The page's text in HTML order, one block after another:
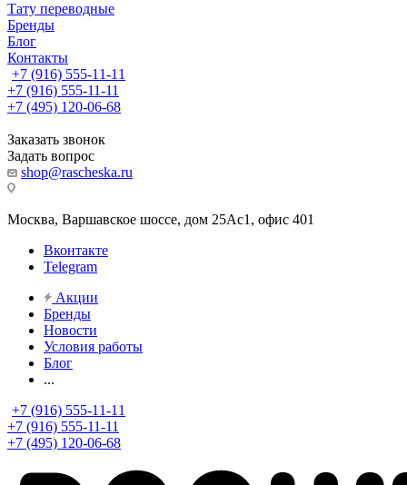
Тату переводные
Бренды
Блог
Контакты
+7 (916) 555-11-11
+7 (916) 555-11-11
+7 (495) 120-06-68
Заказать звонок
Задать вопрос
shop@rascheska.ru
Москва, Варшавское шоссе, дом 25Аc1, офис 401
Вконтакте
Telegram
Акции
Бренды
Новости
Условия работы
Блог
...
+7 (916) 555-11-11
+7 (916) 555-11-11
+7 (495) 120-06-68